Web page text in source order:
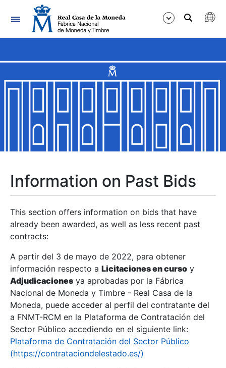
Navigation
Show/Hide
Show/Hide
Show/Hide
Show/Hide
Show/Hide
Information on Past Bids
This section offers information on bids that have
already been awarded, as well as less recent past
contracts:
A partir del 3 de mayo de 2022, para obtener
información respecto a Licitaciones en curso y
Adjudicaciones ya aprobadas por la Fábrica
Nacional de Moneda y Timbre - Real Casa de la
Moneda, puede acceder al perfil del contratante del
a FNMT-RCM en la Plataforma de Contratación del
Sector Público accediendo en el siguiente link:
Plataforma de Contratación del Sector Público
(https://contrataciondelestado.es/)